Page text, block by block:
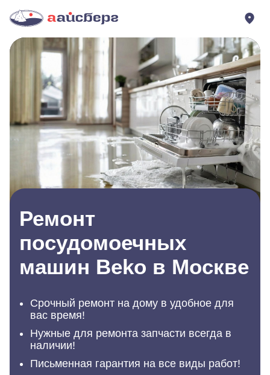
Ремонт
посудомоечных
машин Beko в Москве
Срочный ремонт на дому в удобное для
вас время!
Нужные для ремонта запчасти всегда в
наличии!
Письменная гарантия на все виды работ!